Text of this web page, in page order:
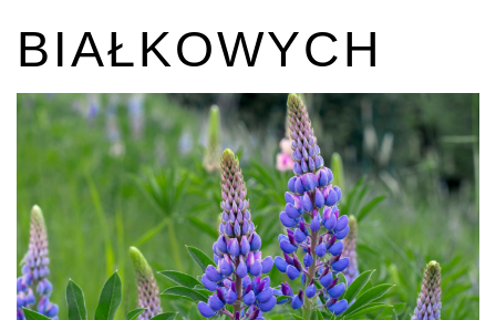
BIAŁKOWYCH